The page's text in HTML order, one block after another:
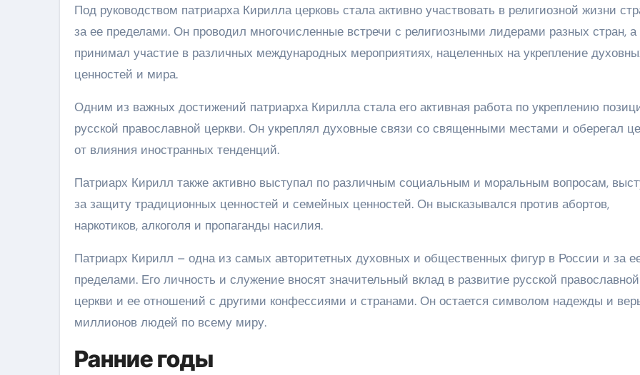
Под руководством патриарха Кирилла церковь стала активно участвовать в религиозной жизни
за ее пределами. Он проводил многочисленные встречи с религиозными лидерами разных стран, а
принимал участие в различных международных мероприятиях, нацеленных на укрепление
ценностей и мира.
Одним из важных достижений патриарха Кирилла стала его активная работа по укреплению
русской православной церкви. Он укреплял духовные связи со священными местами и оберегал
от влияния иностранных тенденций.
Патриарх Кирилл также активно выступал по различным социальным и моральным вопросам,
за защиту традиционных ценностей и семейных ценностей. Он высказывался против абортов,
наркотиков, алкоголя и пропаганды насилия.
Патриарх Кирилл – одна из самых авторитетных духовных и общественных фигур в России и за
пределами. Его личность и служение вносят значительный вклад в развитие русской православной
церкви и ее отношений с другими конфессиями и странами. Он остается символом надежды и
миллионов людей по всему миру.
Ранние годы